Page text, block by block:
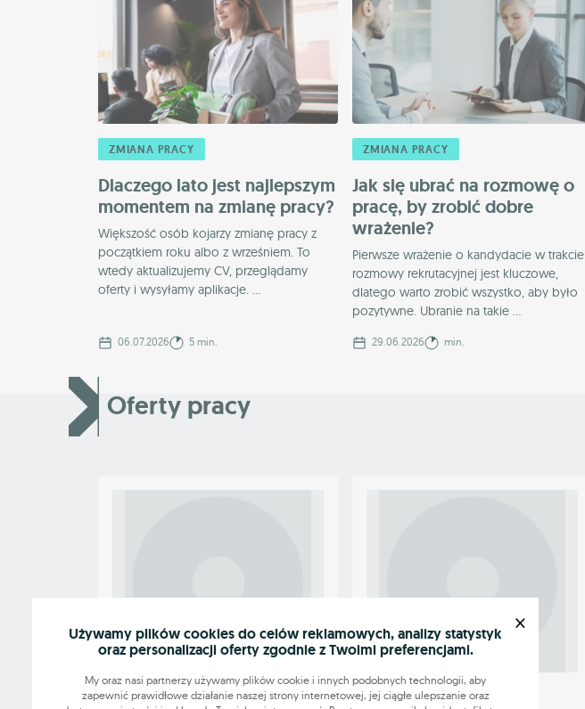
ZMIANA PRACY
Dlaczego lato jest najlepszym
momentem na zmianę pracy?
Większość osób kojarzy zmianę pracy z
początkiem roku albo z wrześniem. To
wtedy aktualizujemy CV, przeglądamy
oferty i wysyłamy aplikacje. ...
06.07.2026 5 min.
ZMIANA PRACY
Jak się ubrać na rozmowę o
pracę, by zrobić dobre
wrażenie?
Pierwsze wrażenie o kandydacie w trakcie
rozmowy rekrutacyjnej jest kluczowe,
dlatego warto zrobić wszystko, aby było
pozytywne. Ubranie na takie ...
29.06.2026 min.
Oferty pracy
Osoba sprzątająca do hostelu
Kierowca C+E transport
Używamy plików cookies do celów reklamowych, analizy statystyk
oraz personalizacji oferty zgodnie z Twoimi preferencjami.
My oraz nasi partnerzy używamy plików cookie i innych podobnych technologii, aby
zapewnić prawidłowe działanie naszej strony internetowej, jej ciągłe ulepszanie oraz
×